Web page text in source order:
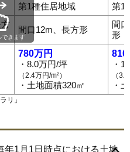
482万円 5.2%
円 9.9%
615万円 11.4%
745万円 9.8%
679万円
704万円 20.3%
第1種住居地域 第1
間口12m、長方形
間
形
780万円
・8.0万円/坪
（2.4万円/m²）
・土地面積320㎡
810
・
（
・
できます
リ 」
1月1日時点における土地
通 5条西6条通6条西
11条通秋月1条秋月2条
町1条旭町2条
大町1条
神楽4条神楽5条神楽6条
楽岡3条神楽岡4条神楽岡5条
神楽岡10条 神楽岡11条
神楽岡16条神居1条
神居6条神居7条
条 川端町3条川端町4条
金星町工業団地1条
3条
末広6条末広7条末広8条
台場東高砂台近文町忠和1条